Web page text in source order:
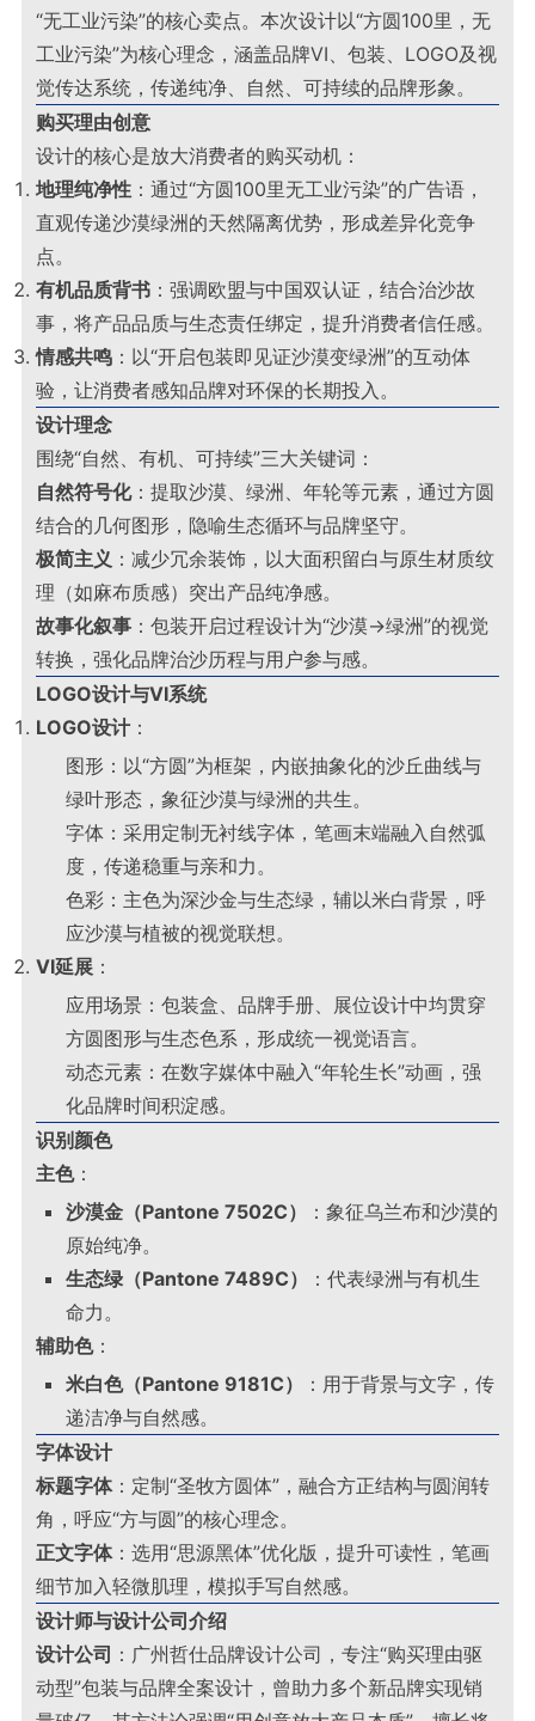
“无工业污染”的核心卖点。本次设计以“方圆100里，无
工业污染”为核心理念，涵盖品牌VI、包装、LOGO及视
觉传达系统，传递纯净、自然、可持续的品牌形象。
购买理由创意
设计的核心是放大消费者的购买动机：
地理纯净性 ：通过“方圆100里无工业污染”的广告语，
直观传递沙漠绿洲的天然隔离优势，形成差异化竞争
点。
有机品质背书 ：强调欧盟与中国双认证，结合治沙故
事，将产品品质与生态责任绑定，提升消费者信任感。
情感共鸣 ：以“开启包装即见证沙漠变绿洲”的互动体
验，让消费者感知品牌对环保的长期投入。
设计理念
围绕“自然、有机、可持续”三大关键词：
自然符号化：提取沙漠、绿洲、年轮等元素，通过方圆
结合的几何图形，隐喻生态循环与品牌坚守。
极简主义 ：减少冗余装饰，以大面积留白与原生材质纹
理（如麻布质感）突出产品纯净感。
故事化叙事 ：包装开启过程设计为“沙漠→绿洲”的视觉
转换，强化品牌治沙历程与用户参与感。
LOGO设计与VI系统
LOGO设计：
图形：以“方圆”为框架，内嵌抽象化的沙丘曲线与
绿叶形态，象征沙漠与绿洲的共生。
字体：采用定制无衬线字体，笔画末端融入自然弧
度，传递稳重与亲和力。
色彩：主色为深沙金与生态绿，辅以米白背景，呼
应沙漠与植被的视觉联想。
VI延展 ：
应用场景：包装盒、品牌手册、展位设计中均贯穿
方圆图形与生态色系，形成统一视觉语言。
动态元素：在数字媒体中融入“年轮生长”动画，强
化品牌时间积淀感。
识别颜色
主色：
沙漠金（Pantone 7502C）
：象征乌兰布和沙漠的
原始纯净。
生态绿（Pantone 7489C）
：代表绿洲与有机生
命力。
辅助色：
米白色（Pantone 9181C）
：用于背景与文字，传
递洁净与自然感。
字体设计
标题字体：定制“圣牧方圆体”，融合方正结构与圆润转
角，呼应“方与圆”的核心理念。
正文字体：选用“思源黑体”优化版，提升可读性，笔画
细节加入轻微肌理，模拟手写自然感。
设计师与设计公司介绍
设计公司 ：广州哲仕品牌设计公司，专注“购买理由驱
动型”包装与品牌全案设计，曾助力多个新品牌实现销